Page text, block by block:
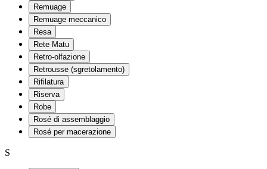
Remuage
Remuage meccanico
Resa
Rete Matu
Retro-olfazione
Retrousse (sgretolamento)
Rifilatura
Riserva
Robe
Rosé di assemblaggio
Rosé per macerazione
S